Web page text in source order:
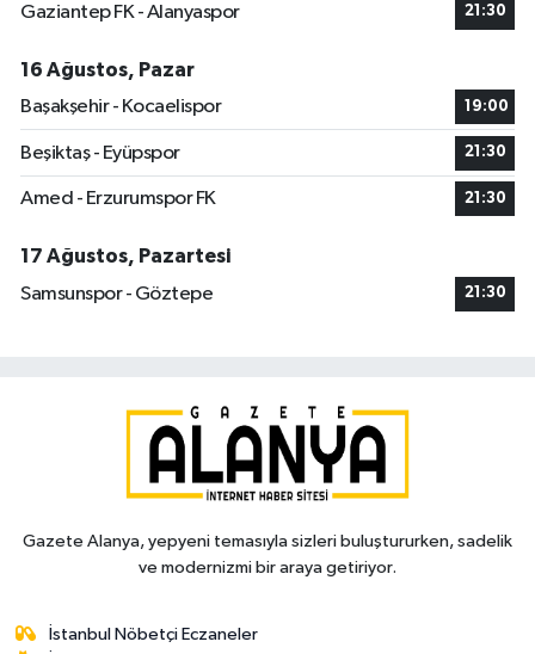
Gaziantep FK - Alanyaspor 21:30
16 Ağustos, Pazar
Başakşehir - Kocaelispor
19:00
Beşiktaş - Eyüpspor 21:30
Amed - Erzurumspor FK 21:30
17 Ağustos, Pazartesi
Samsunspor - Göztepe
21:30
Gazete Alanya, yepyeni temasıyla sizleri buluştururken, sadelik
ve modernizmi bir araya getiriyor.
İstanbul Nöbetçi Eczaneler